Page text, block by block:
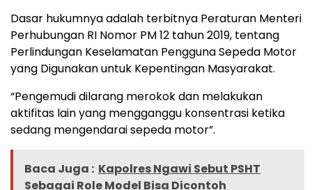
Dasar hukumnya adalah terbitnya Peraturan Menteri
Perhubungan RI Nomor PM 12 tahun 2019, tentang
Perlindungan Keselamatan Pengguna Sepeda Motor
yang Digunakan untuk Kepentingan Masyarakat.
“Pengemudi dilarang merokok dan melakukan
aktifitas lain yang mengganggu konsentrasi ketika
sedang mengendarai sepeda motor”.
Baca Juga : Kapolres Ngawi Sebut PSHT
Sebagai Role Model Bisa Dicontoh